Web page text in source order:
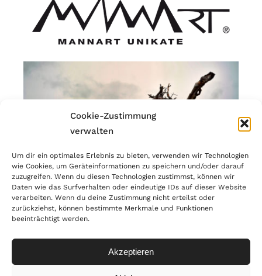
Cookie-Zustimmung
verwalten
Um dir ein optimales Erlebnis zu bieten, verwenden wir Technologien
wie Cookies, um Geräteinformationen zu speichern und/oder darauf
zuzugreifen. Wenn du diesen Technologien zustimmst, können wir
Daten wie das Surfverhalten oder eindeutige IDs auf dieser Website
verarbeiten. Wenn du deine Zustimmung nicht erteilst oder
zurückziehst, können bestimmte Merkmale und Funktionen
beeinträchtigt werden.
Akzeptieren
IT02866190214 |PRIVACY